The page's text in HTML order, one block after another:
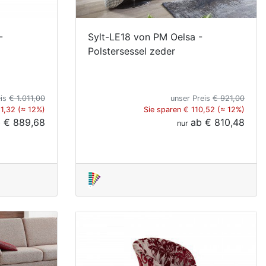
€ 1.011,00
(≈ 12%)
€ 889,68
Sylt-LE18 von PM Oelsa -
Polstersessel zeder
unser Preis € 921,00
Sie sparen € 110,52 (≈ 12%)
nur ab € 810,48